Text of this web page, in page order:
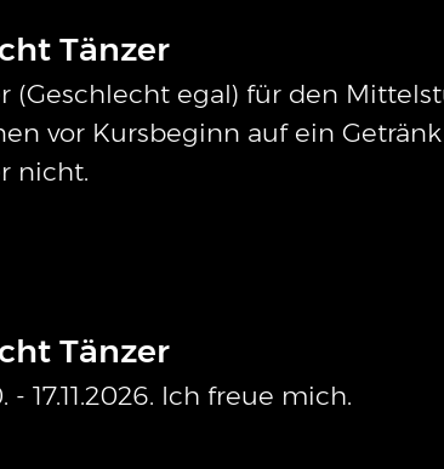
Tänzer
(Geschlecht egal) für den
vor Kursbeginn auf ein
nicht.
Tänzer
17.11.2026. Ich freue mich.